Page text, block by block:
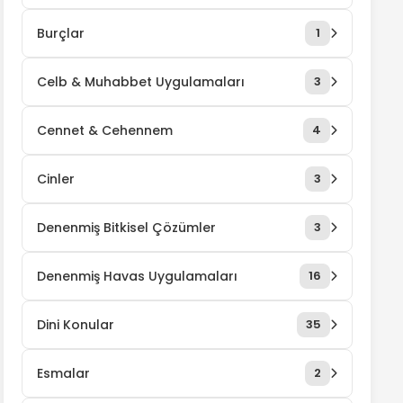
Burçlar 1
Celb & Muhabbet Uygulamaları 3
Cennet & Cehennem 4
Cinler 3
Denenmiş Bitkisel Çözümler 3
Denenmiş Havas Uygulamaları 16
Dini Konular 35
Esmalar 2